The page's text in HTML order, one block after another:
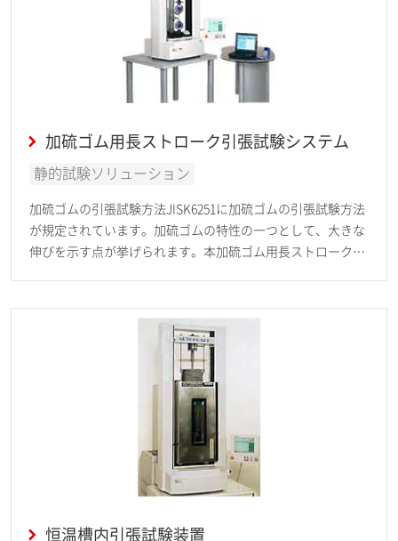
加硫ゴム用長ストローク引張試験システム
静的試験ソリューション
加硫ゴムの引張試験方法JISK6251に加硫ゴムの引張試験方法
が規定されています。加硫ゴムの特性の一つとして、大きな
伸びを示す点が挙げられます。本加硫ゴム用長ストローク引
ル状試験片1号～6号に準拠した試験システムです。
恒温槽内引張試験装置